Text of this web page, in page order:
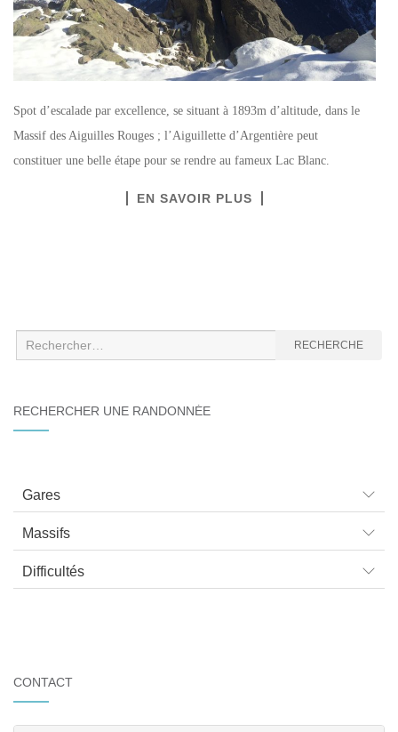
Spot d’escalade par excellence, se situant à 1893m d’altitude, dans le
Massif des Aiguilles Rouges ; l’Aiguillette d’Argentière peut
constituer une belle étape pour se rendre au fameux Lac Blanc.
EN SAVOIR PLUS
Recherche
:
RECHERCHE
RECHERCHER UNE RANDONNÉE
Gares
Massifs
Difficultés
CONTACT